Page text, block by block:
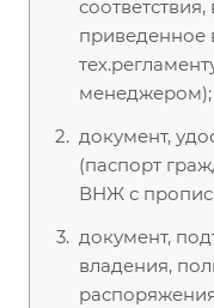
приведенное
менеджером);
документ,
(паспорт
ВНЖ с
документ,
владения,